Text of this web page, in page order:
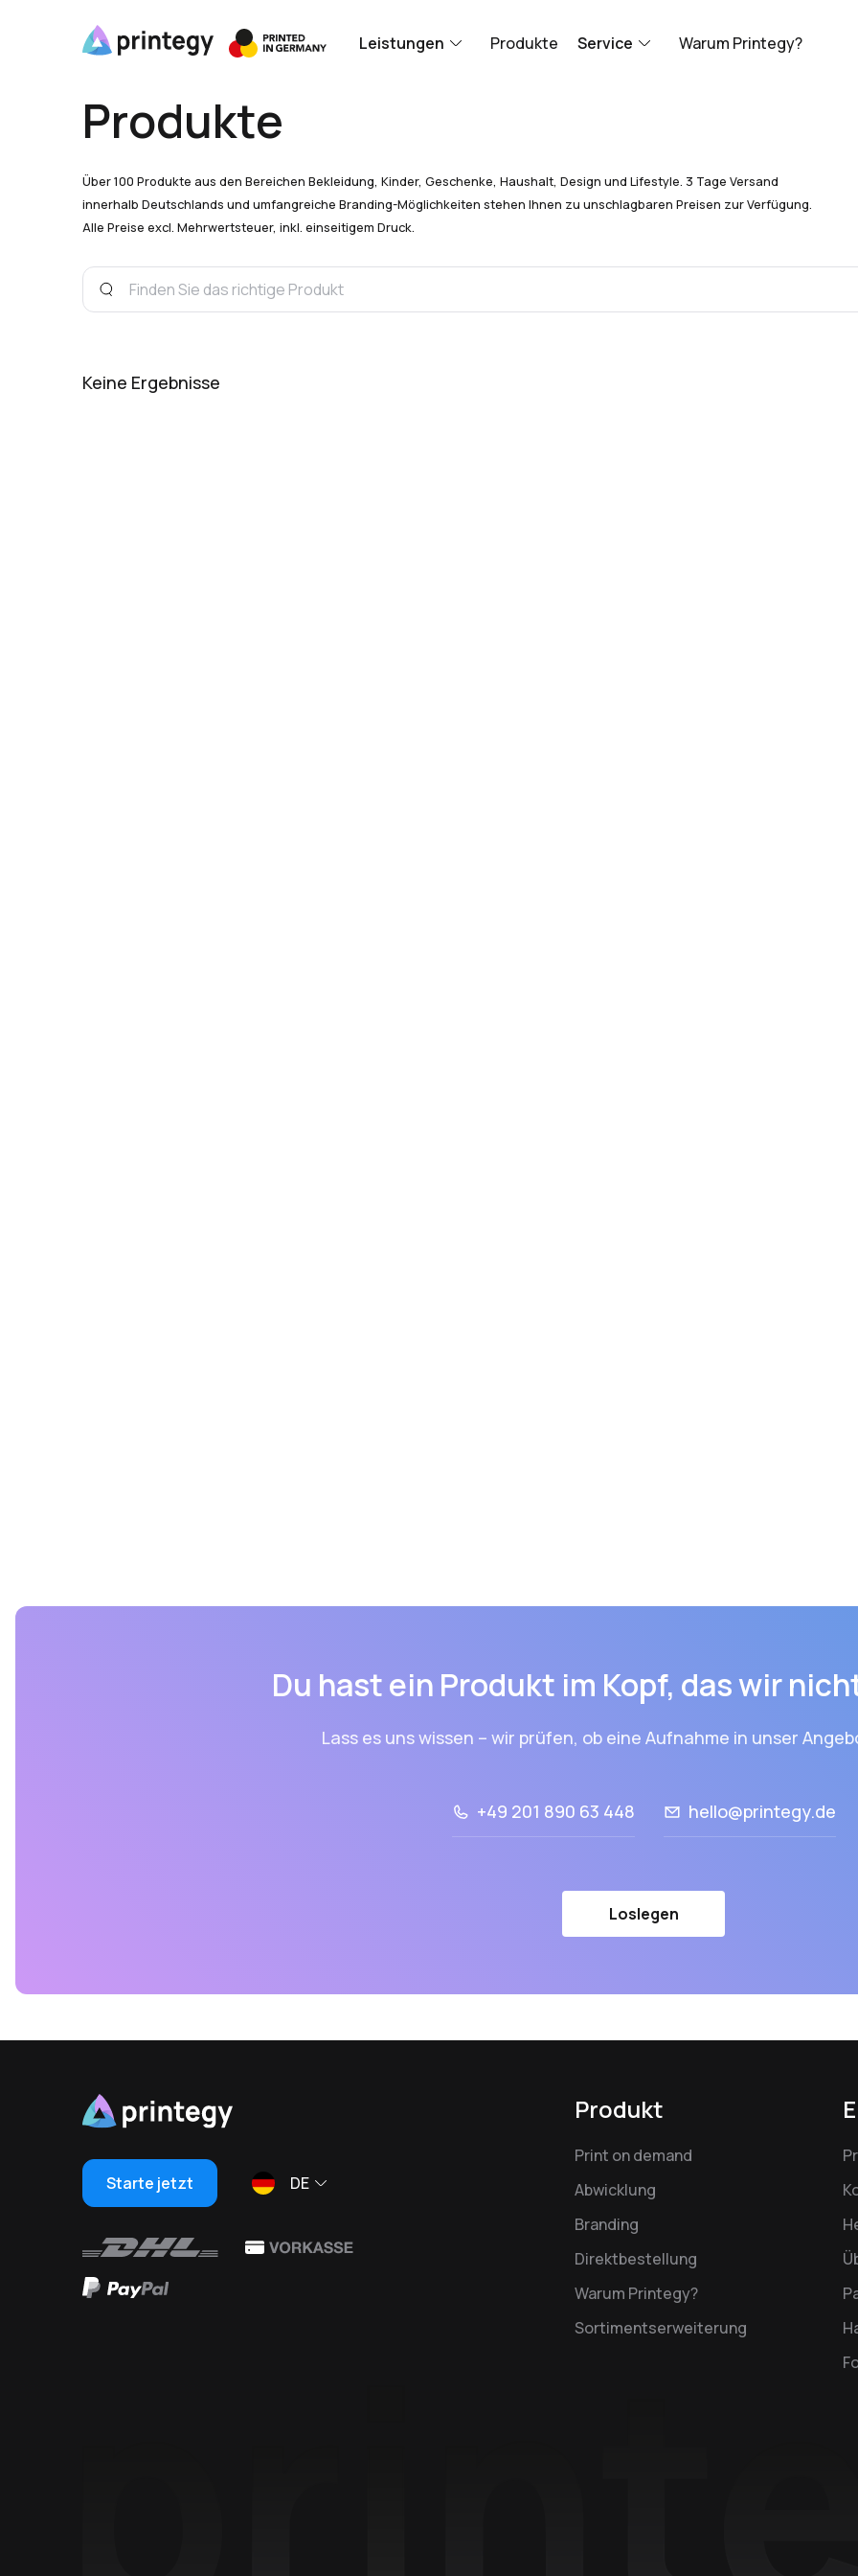
Leistungen Produkte Service Warum Printegy?
Produkte
Über 100 Produkte aus den Bereichen Bekleidung, Kinder, Geschenke, Haushalt, Design und Lifestyle. 3 Tage Versand
innerhalb Deutschlands und umfangreiche Branding-Möglichkeiten stehen Ihnen zu unschlagbaren Preisen zur Verfügung.
Alle Preise excl. Mehrwertsteuer, inkl. einseitigem Druck.
Keine Ergebnisse
Du hast ein Produkt im Kopf, das wir
Lass es uns wissen – wir prüfen, ob eine Aufnahme in unser
+49 201 890 63 448 hello@printegy.de
Loslegen
Starte jetzt DE
Produkt
Print on demand
Abwicklung
Branding
Direktbestellung
Warum Printegy?
Sortimentserweiterung